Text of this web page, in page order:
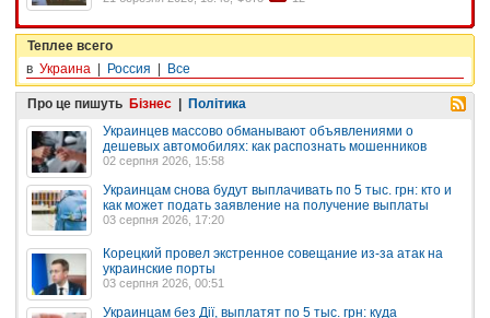
Теплее всего
в Украина Россия Все
Про це пишуть Бізнес
Політика
Украинцев массово обманывают объявлениями о
дешевых автомобилях: как распознать мошенников
02 серпня 2026, 15:58
Украинцам снова будут выплачивать по 5 тыс. грн: кто и
как может подать заявление на получение выплаты
03 серпня 2026, 17:20
Корецкий провел экстренное совещание из-за атак на
украинские порты
03 серпня 2026, 00:51
Украинцам без Дії, выплатят по 5 тыс. грн: куда